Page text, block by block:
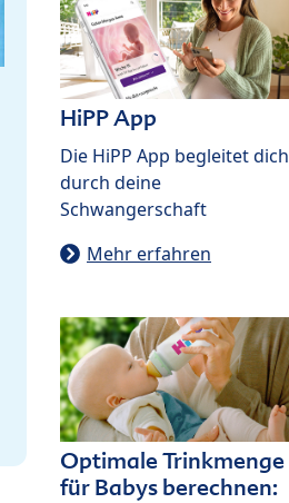
HiPP App
Die HiPP App begleitet dich
durch deine
Schwangerschaft
Mehr erfahren
Optimale Trinkmenge
für Babys berechnen: